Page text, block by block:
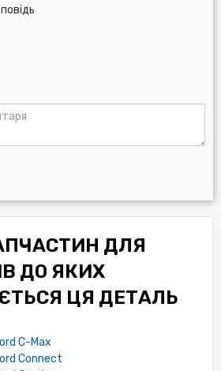
ДЛЯ
ДО ЯКИХ
ЦЯ ДЕТАЛЬ
C-Max
Connect